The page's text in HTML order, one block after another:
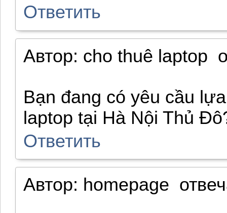
Ответить
Автор: cho thuê laptop
Bạn đang có yêu cầu
laptop tại Hà Nội Thủ
Ответить
Автор: homepage